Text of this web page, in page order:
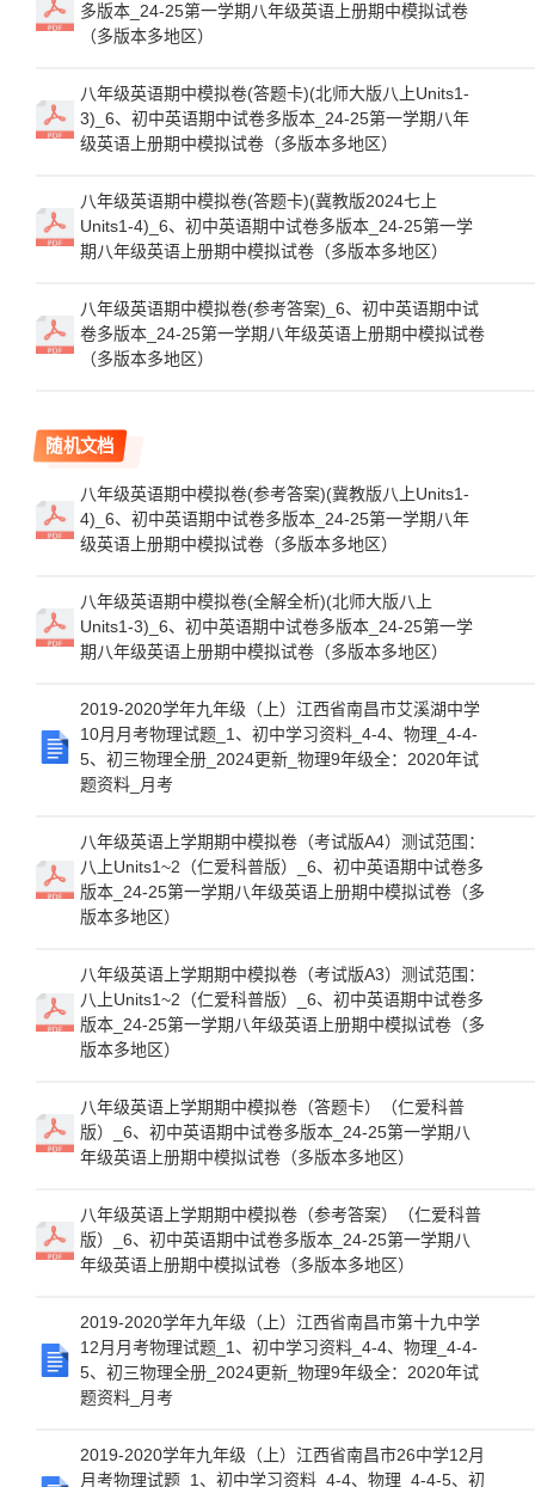
多版本_24-25第一学期八年级英语上册期中模拟试卷
（多版本多地区）
八年级英语期中模拟卷(答题卡)(北师大版八上Units1-
3)_6、初中英语期中试卷多版本_24-25第一学期八年
级英语上册期中模拟试卷（多版本多地区）
八年级英语期中模拟卷(答题卡)(冀教版2024七上
Units1-4)_6、初中英语期中试卷多版本_24-25第一学
期八年级英语上册期中模拟试卷（多版本多地区）
八年级英语期中模拟卷(参考答案)_6、初中英语期中试
卷多版本_24-25第一学期八年级英语上册期中模拟试卷
（多版本多地区）
随机文档
八年级英语期中模拟卷(参考答案)(冀教版八上Units1-
4)_6、初中英语期中试卷多版本_24-25第一学期八年
级英语上册期中模拟试卷（多版本多地区）
八年级英语期中模拟卷(全解全析)(北师大版八上
Units1-3)_6、初中英语期中试卷多版本_24-25第一学
期八年级英语上册期中模拟试卷（多版本多地区）
2019-2020学年九年级（上）江西省南昌市艾溪湖中学
10月月考物理试题_1、初中学习资料_4-4、物理_4-4-
5、初三物理全册_2024更新_物理9年级全：2020年试
题资料_月考
八年级英语上学期期中模拟卷（考试版A4）测试范围：
八上Units1~2（仁爱科普版）_6、初中英语期中试卷多
版本_24-25第一学期八年级英语上册期中模拟试卷（多
版本多地区）
八年级英语上学期期中模拟卷（考试版A3）测试范围：
八上Units1~2（仁爱科普版）_6、初中英语期中试卷多
版本_24-25第一学期八年级英语上册期中模拟试卷（多
版本多地区）
八年级英语上学期期中模拟卷（答题卡）（仁爱科普
版）_6、初中英语期中试卷多版本_24-25第一学期八
年级英语上册期中模拟试卷（多版本多地区）
八年级英语上学期期中模拟卷（参考答案）（仁爱科普
版）_6、初中英语期中试卷多版本_24-25第一学期八
年级英语上册期中模拟试卷（多版本多地区）
2019-2020学年九年级（上）江西省南昌市第十九中学
12月月考物理试题_1、初中学习资料_4-4、物理_4-4-
5、初三物理全册_2024更新_物理9年级全：2020年试
题资料_月考
2019-2020学年九年级（上）江西省南昌市26中学12月
月考物理试题_1、初中学习资料_4-4、物理_4-4-5、初